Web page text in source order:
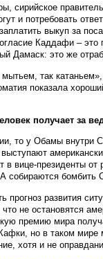
сирийское
и потребовать
выкуп за
Каддафи – это
Дамаск: это же
так
показала
получает за
то у Обамы
вице-президенты от
собираются
прогноз развития
не остановятся
премию мира
но в таком
хотя и не